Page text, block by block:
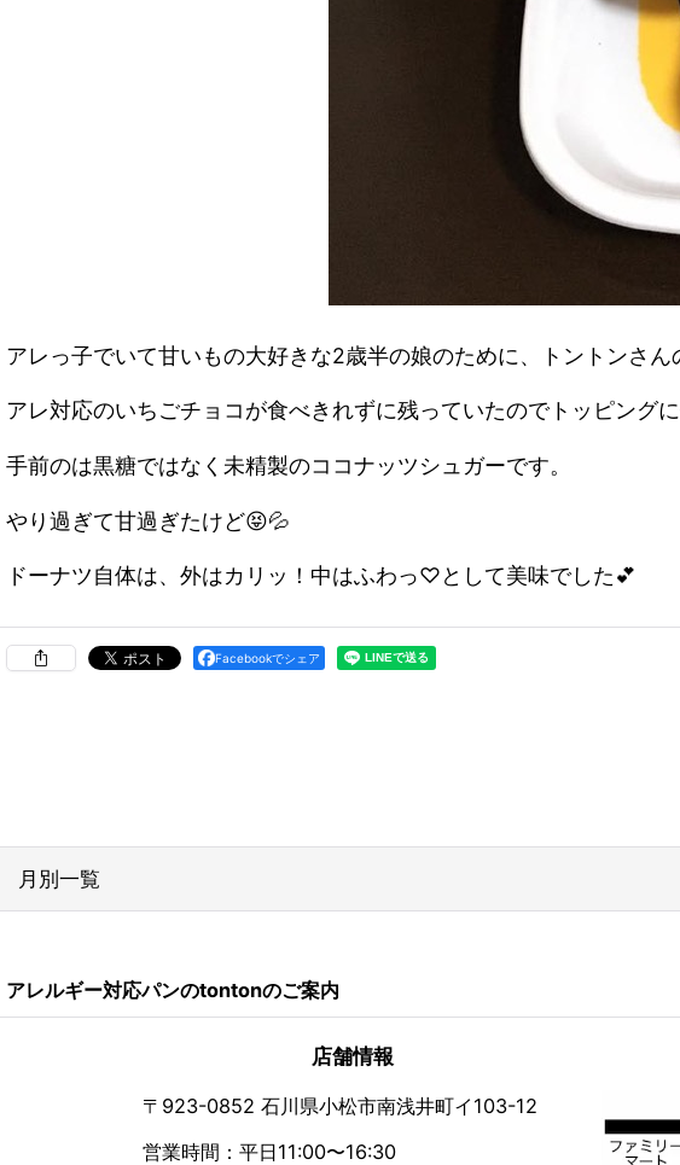
アレっ子でいて甘いもの大好きな2歳半の娘のために、トントンさ
アレ対応のいちごチョコが食べきれずに残っていたのでトッピングに
手前のは黒糖ではなく未精製のココナッツシュガーです。
やり過ぎて甘過ぎたけど😝💦
ドーナツ自体は、外はカリッ！中はふわっ♡として美味でした💕
Facebookでシェア
月別一覧
2024年
アレルギー対応パンのtontonのご案内
店舗情報
〒923-0852 石川県小松市南浅井町イ103-12
営業時間：平日11:00〜16:30